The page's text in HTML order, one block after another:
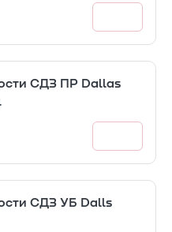
СДЗ ПР Dallas
СДЗ УБ Dalls